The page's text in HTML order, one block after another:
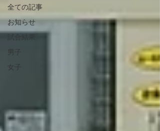
全ての記事
お知らせ
試合結果
男子
女子